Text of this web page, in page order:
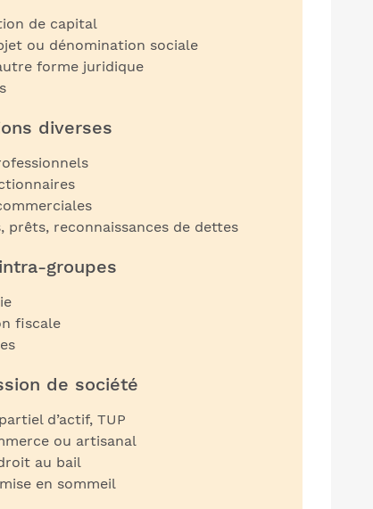
de capital
ou dénomination sociale
forme juridique
diverses
prêts, reconnaissances de dettes
groupes
fiscale
de société
d’actif, TUP
ou artisanal
au bail
en sommeil